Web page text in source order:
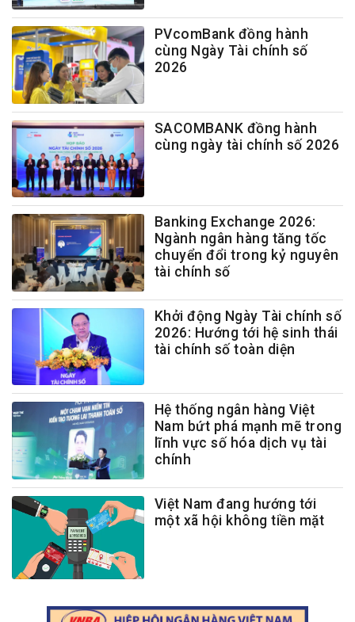
PVcomBank đồng hành
cùng Ngày Tài chính số
2026
SACOMBANK đồng hành
cùng ngày tài chính số 2026
Banking Exchange 2026:
Ngành ngân hàng tăng tốc
chuyển đổi trong kỷ nguyên
tài chính số
Khởi động Ngày Tài chính số
2026: Hướng tới hệ sinh thái
tài chính số toàn diện
Hệ thống ngân hàng Việt
Nam bứt phá mạnh mẽ trong
lĩnh vực số hóa dịch vụ tài
chính
Việt Nam đang hướng tới
một xã hội không tiền mặt